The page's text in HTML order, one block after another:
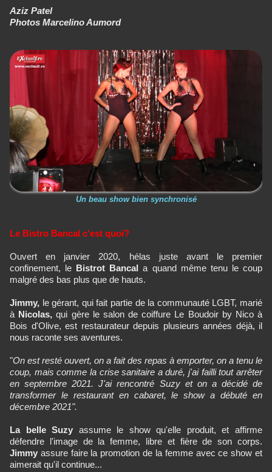
Aziz Patel
Photos Marcelino Aumord
Un beau show bien synchronisé
Le Bistro Bancal c'est quoi?
Ouvert en janvier 2020, hélas juste avant le premier
confinement, le Bistrot Bancal a quand même tenu le coup
malgré des bas plus que de hauts.
Jimmy, le gérant, qui fait partie de la communauté LGBT, marié
à Nicolas, qui gère le salon de coiffure Le Boudoir by Nico à
Bois d'Olive, est restaurateur depuis plusieurs années déjà, il
nous raconte ses aventures.
"On est resté ouvert, on a fait des repas à emporter, on a tenu le
coup, mais comme la crise sanitaire a duré, j'ai failli tout arrêter
en septembre 2021. J'ai rencontré Suzy et on a décidé de
transformer le restaurant en cabaret, le show a débuté en
décembre 2021".
La belle Suzy assume le show qu'elle produit, et affirme
défendre l'image de la femme, libre et fière de son corps.
Jimmy assure faire la promotion de la femme avec ce show et
aimerait qu'il continue...